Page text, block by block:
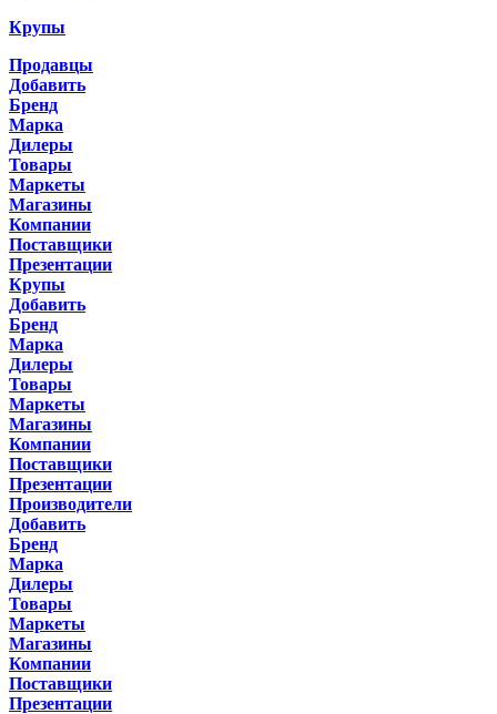
Крупы
Продавцы
Добавить
Бренд
Марка
Дилеры
Товары
Маркеты
Магазины
Компании
Поставщики
Презентации
Крупы
Добавить
Бренд
Марка
Дилеры
Товары
Маркеты
Магазины
Компании
Поставщики
Презентации
Производители
Добавить
Бренд
Марка
Дилеры
Товары
Маркеты
Магазины
Компании
Поставщики
Презентации